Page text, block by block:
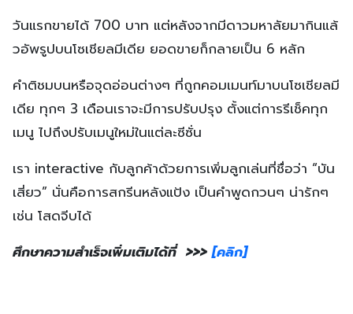
วันแรกขายได้ 700 บาท แต่หลังจากมีดาวมหาลัยมากินแล้
วอัพรูปบนโซเชียลมีเดีย ยอดขายก็กลายเป็น 6 หลัก
คำติชมบนหรือจุดอ่อนต่างๆ ที่ถูกคอมเมนท์มาบนโซเชียลมี
เดีย ทุกๆ 3 เดือนเราจะมีการปรับปรุง ตั้งแต่การรีเช็คทุก
เมนู ไปถึงปรับเมนูใหม่ในแต่ละซีซั่น
เรา interactive กับลูกค้าด้วยการเพิ่มลูกเล่นที่ชื่อว่า “บัน
เสี่ยว” นั่นคือการสกรีนหลังแป้ง เป็นคำพูดกวนๆ น่ารักๆ
เช่น โสดจีบได้
ศึกษาความสำเร็จเพิ่มเติมได้ที่ >>>[คลิก]